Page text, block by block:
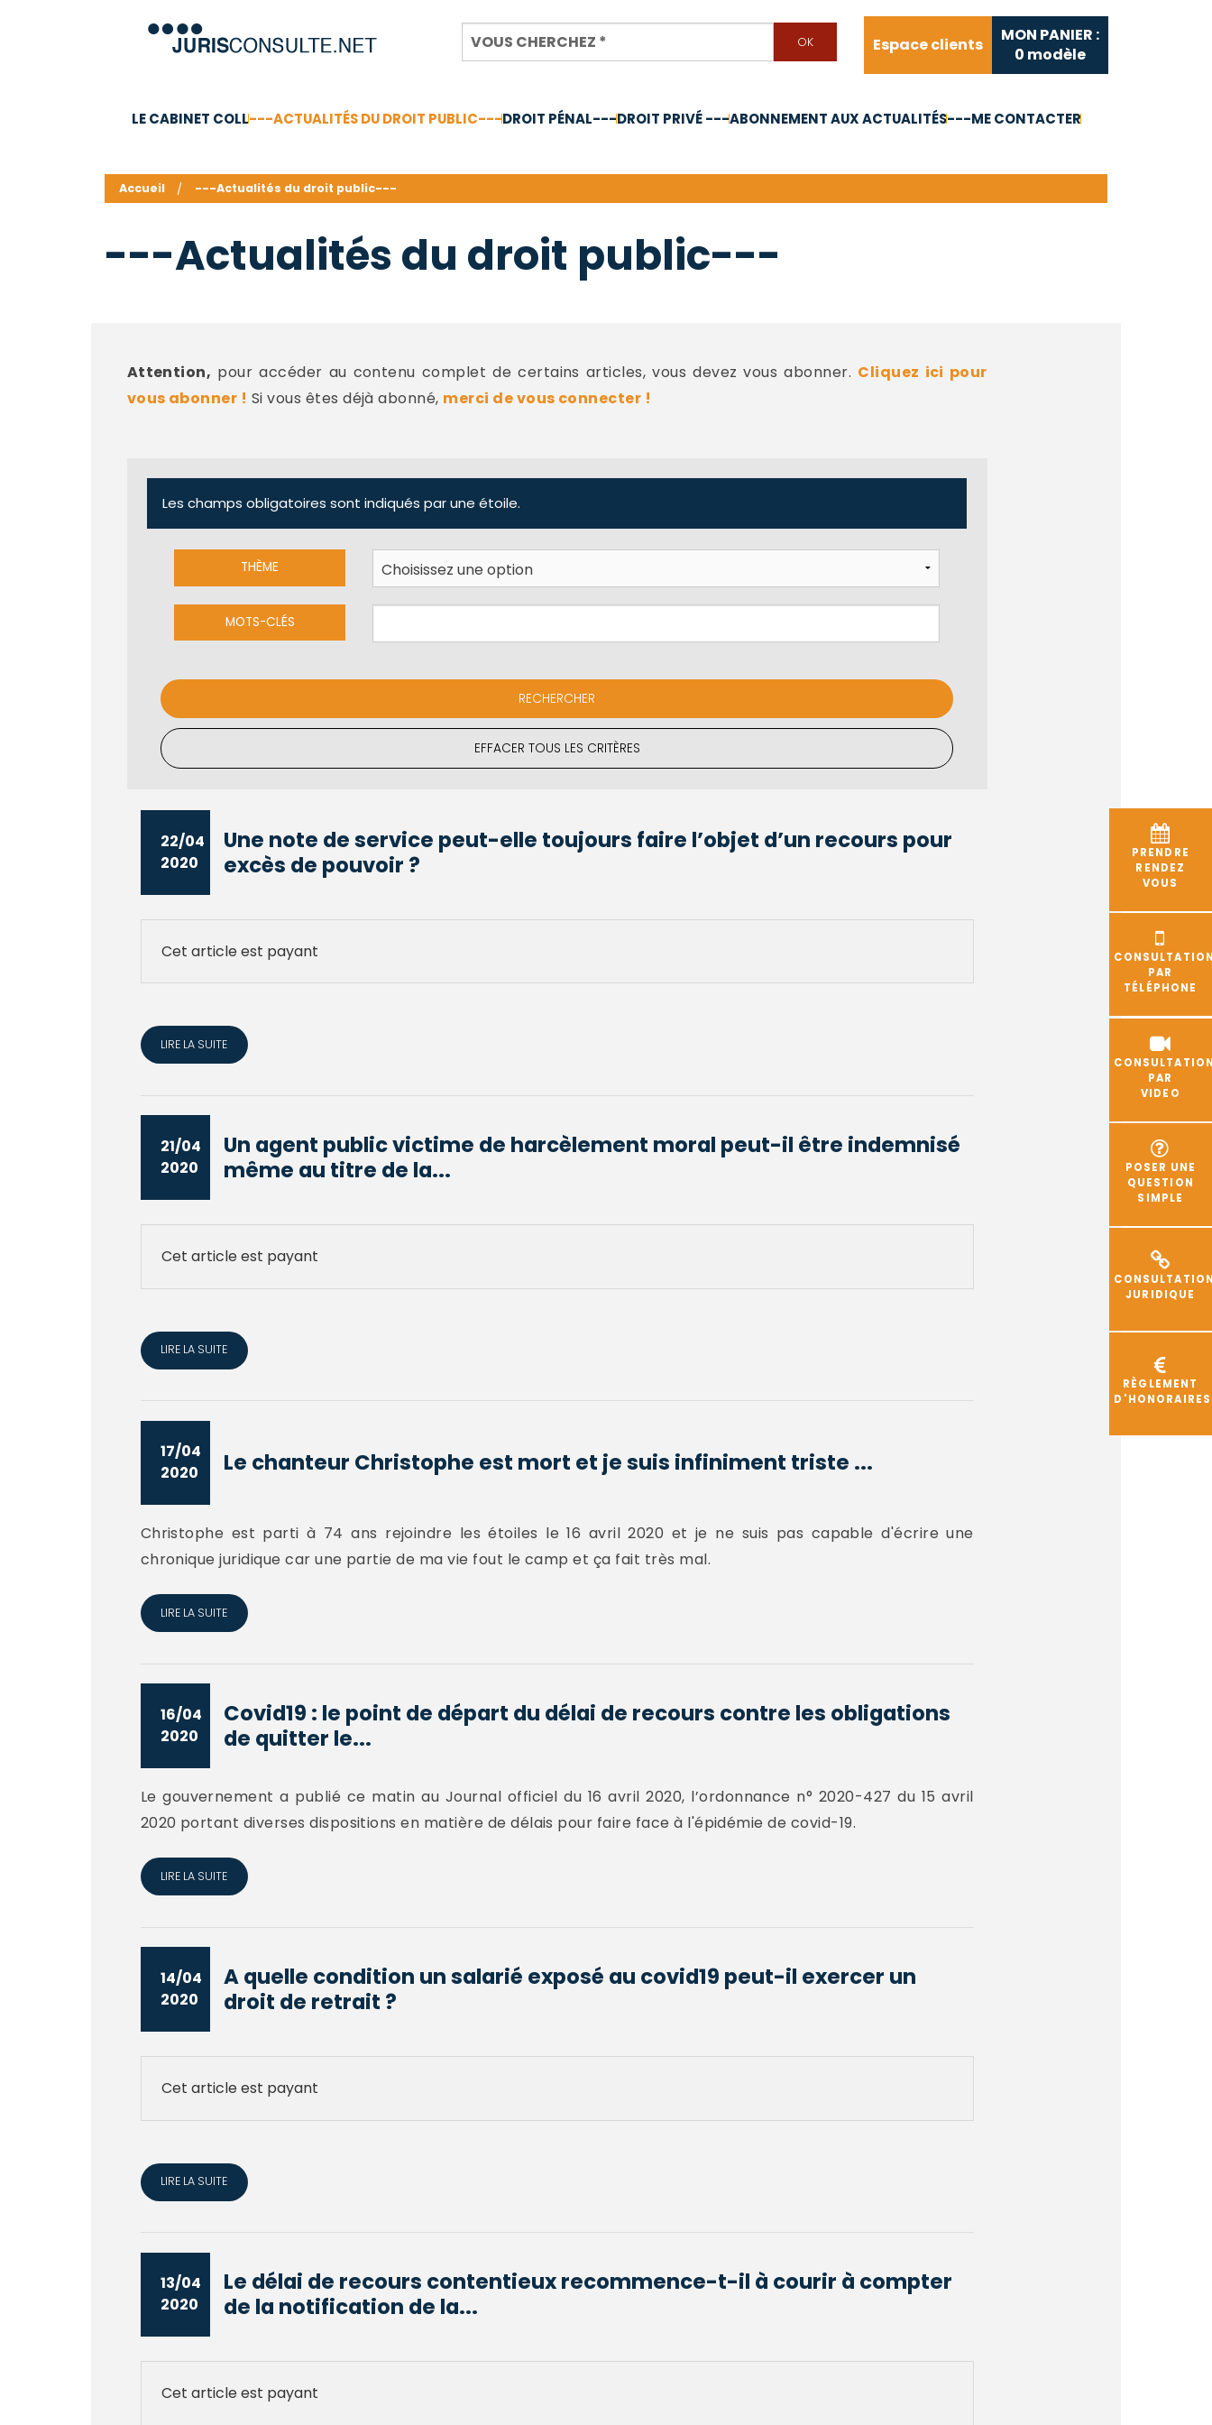
Espace clients
MON PANIER :
0 modèle
LE CABINET COLL---ACTUALITÉS DU DROIT PUBLIC---DROIT PÉNAL---DROIT PRIVÉ ---ABONNEMENT AUX ACTUALITÉS---ME CONTACTER
PRENDRE
RENDEZ
VOUS
PAR
TÉLÉPHONE
PAR
VIDEO
POSER UNE
QUESTION
SIMPLE
JURIDIQUE
RÈGLEMENT
D'HONORAIRES
Accueil ---Actualités du droit public---
---Actualités du droit public---
Attention, pour accéder au contenu complet de certains articles, vous devez vous abonner. Cliquez ici pour
vous abonner ! Si vous êtes déjà abonné, merci de vous connecter !
Les champs obligatoires sont indiqués par une étoile.
THÈME
MOTS-CLÉS
EFFACER TOUS LES CRITÈRES
22/04
2020
Une note de service peut-elle toujours faire l’objet d’un recours pour
excès de pouvoir ?
Cet article est payant
LIRE LA SUITE
21/04
2020
Un agent public victime de harcèlement moral peut-il être indemnisé
même au titre de la...
Cet article est payant
LIRE LA SUITE
17/04
2020
Le chanteur Christophe est mort et je suis infiniment triste ...
Christophe est parti à 74 ans rejoindre les étoiles le 16 avril 2020 et je ne suis pas capable d'écrire une
chronique juridique car une partie de ma vie fout le camp et ça fait très mal.
LIRE LA SUITE
16/04
2020
Covid19 : le point de départ du délai de recours contre les obligations
de quitter le...
Le gouvernement a publié ce matin au Journal officiel du 16 avril 2020, l’ordonnance n° 2020-427 du 15 avril
2020 portant diverses dispositions en matière de délais pour faire face à l'épidémie de covid-19.
LIRE LA SUITE
14/04
2020
A quelle condition un salarié exposé au covid19 peut-il exercer un
droit de retrait ?
Cet article est payant
LIRE LA SUITE
13/04
2020
Le délai de recours contentieux recommence-t-il à courir à compter
de la notification de la...
Cet article est payant